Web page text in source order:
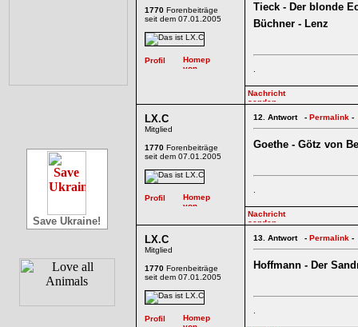
Save Ukraine!
1770 Forenbeiträge
seit dem 07.01.2005
Tieck - Der blonde
Büchner - Lenz
.
LX.C
Mitglied
1770 Forenbeiträge
seit dem 07.01.2005
12. Antwort - Permalink -
Goethe - Götz von
.
LX.C
Mitglied
1770 Forenbeiträge
seit dem 07.01.2005
13. Antwort - Permalink -
Hoffmann - Der
.